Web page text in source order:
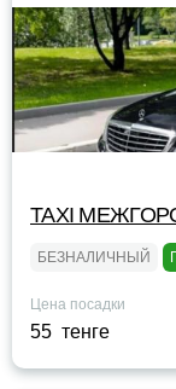
TAXI
БЕЗНАЛИЧНЫЙ
Цена посадки
55 тенге